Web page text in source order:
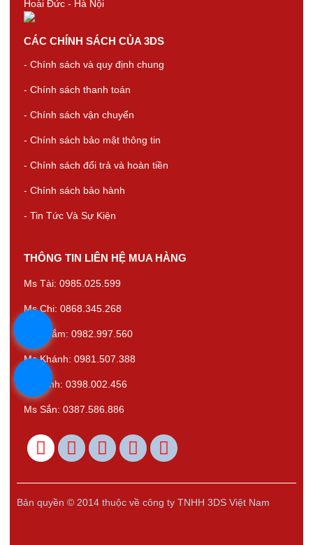
Hoài Đức - Hà Nội
CÁC CHÍNH SÁCH CỦA 3DS
- Chính sách và quy định chung
- Chính sách thanh toán
- Chính sách vận chuyển
- Chính sách bảo mật thông tin
- Chính sách đổi trả và hoàn tiền
- Chính sách bảo hành
- Tin Tức Và Sự Kiện
THÔNG TIN LIÊN HỆ MUA HÀNG
Ms Tài: 0985.025.599
Ms Chi: 0868.345.268
Ms Thắm: 0982.997.560
Ms Khánh: 0981.507.388
Ms Bình: 0398.002.456
Ms Sắn: 0387.586.886
Bản quyền © 2014 thuộc về công ty TNHH 3DS Việt Nam